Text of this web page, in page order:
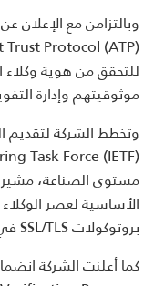
وبالتزامن مع
للتحقق من هوية وكلاء
موثوقيتهم وإدارة
مستوى الصناعة،
الأساسية لعصر
بروتوكولات SSL/TLS في حماية الإنترنت.